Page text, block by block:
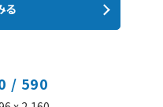
る
/ 590